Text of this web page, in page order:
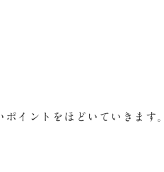
イントをほどいていきます。